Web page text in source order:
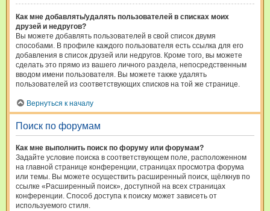
Как мне добавлять/удалять пользователей в списках моих
друзей и недругов?
Вы можете добавлять пользователей в свой список двумя
способами. В профиле каждого пользователя есть ссылка для его
добавления в список друзей или недругов. Кроме того, вы можете
сделать это прямо из вашего личного раздела, непосредственным
вводом имени пользователя. Вы можете также удалять
пользователей из соответствующих списков на той же странице.
Вернуться к началу
Поиск по форумам
Как мне выполнить поиск по форуму или форумам?
Задайте условие поиска в соответствующем поле, расположенном
на главной странице конференции, страницах просмотра форума
или темы. Вы можете осуществить расширенный поиск, щёлкнув по
ссылке «Расширенный поиск», доступной на всех страницах
конференции. Способ доступа к поиску может зависеть от
используемого стиля.